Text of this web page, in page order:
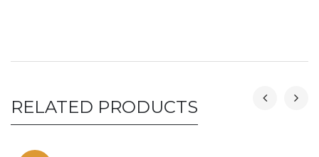
RELATED PRODUCTS